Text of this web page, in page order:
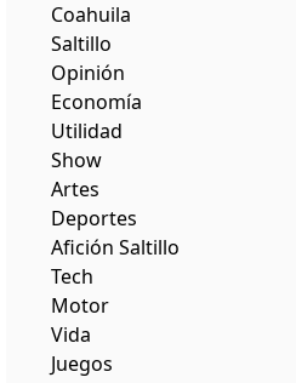
Coahuila
Saltillo
Opinión
Economía
Utilidad
Show
Artes
Deportes
Afición Saltillo
Tech
Motor
Vida
Juegos